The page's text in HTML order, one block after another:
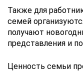
Также для
семей
получают
представления и
Ценность семьи